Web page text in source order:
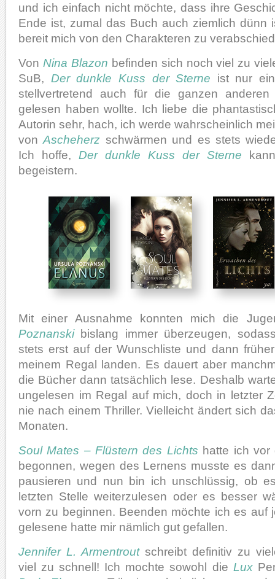
und ich einfach nicht möchte, dass ihre
Ende ist, zumal das Buch auch ziemlich dünn
bereit mich von den Charakteren zu
Von Nina Blazon befinden sich noch viel zu
SuB, Der dunkle Kuss der Sterne ist nur
stellvertretend auch für die ganzen
gelesen haben wollte. Ich liebe die
Autorin sehr, hach, ich werde wahrscheinlich
vonAscheherz schwärmen und es stets
Ich hoffe, Der dunkle Kuss der Sterne
begeistern.
Mit einer Ausnahme konnten mich die
Poznanskibislang immer überzeugen,
stets erst auf der Wunschliste und dann
meinem Regal landen. Es dauert aber
die Bücher dann tatsächlich lese. Deshalb
ungelesen im Regal auf mich, doch in letzter
nie nach einem Thriller. Vielleicht ändert sich
Monaten.
Soul Mates – Flüstern des Lichts hatte ich vor
begonnen, wegen des Lernens musste es
pausieren und nun bin ich unschlüssig, ob
letzten Stelle weiterzulesen oder es besser
vorn zu beginnen. Beenden möchte ich es auf
gelesene hatte mir nämlich gut gefallen.
Jennifer L. Armentroutschreibt definitiv zu
viel zu schnell! Ich mochte sowohl die Lux